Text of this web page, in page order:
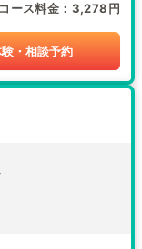
ース料金 3,278円
・相談予約